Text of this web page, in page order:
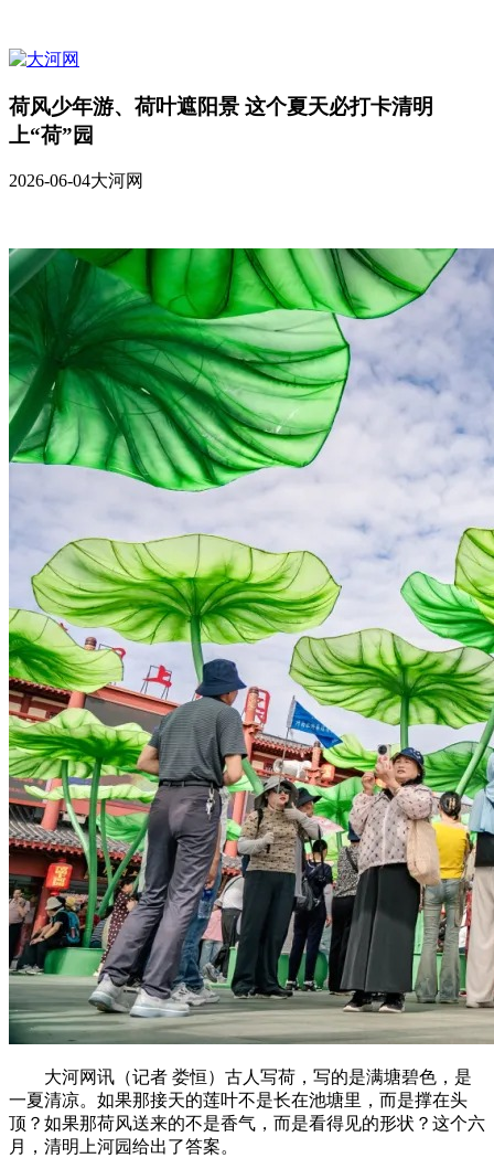
荷风少年游、荷叶遮阳景 这个夏天必打卡清明
上“荷”园
2026-06-04大河网
大河网讯（记者 娄恒）古人写荷，写的是满塘碧色，是
一夏清凉。如果那接天的莲叶不是长在池塘里，而是撑在头
顶？如果那荷风送来的不是香气，而是看得见的形状？这个六
月，清明上河园给出了答案。